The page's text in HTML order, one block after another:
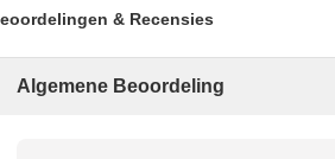
& Recensies
Algemene Beoordeling